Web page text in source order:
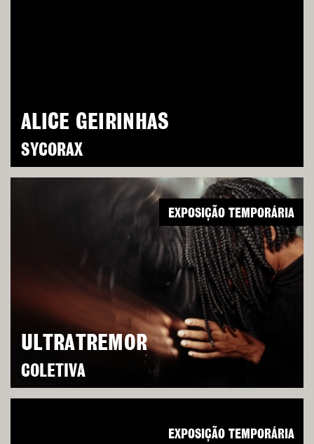
ALICE GEIRINHAS
SYCORAX
ULTRATREMOR
COLETIVA
EXPOSIÇÃO TEMPORÁRIA
EXPOSIÇÃO TEMPORÁRIA